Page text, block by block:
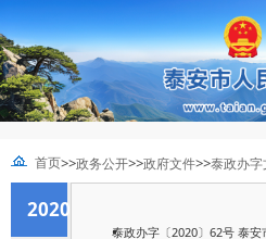
首页>>政务公开>>政府文件>>泰政办
2020
泰政办字〔2020〕62号 泰